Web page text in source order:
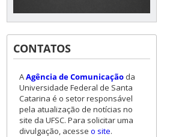
CONTATOS
AAgência de Comunicação da
Universidade Federal de Santa
Catarina é o setor responsável
pela atualização de notícias no
site da UFSC. Para solicitar uma
divulgação, acesse o site.